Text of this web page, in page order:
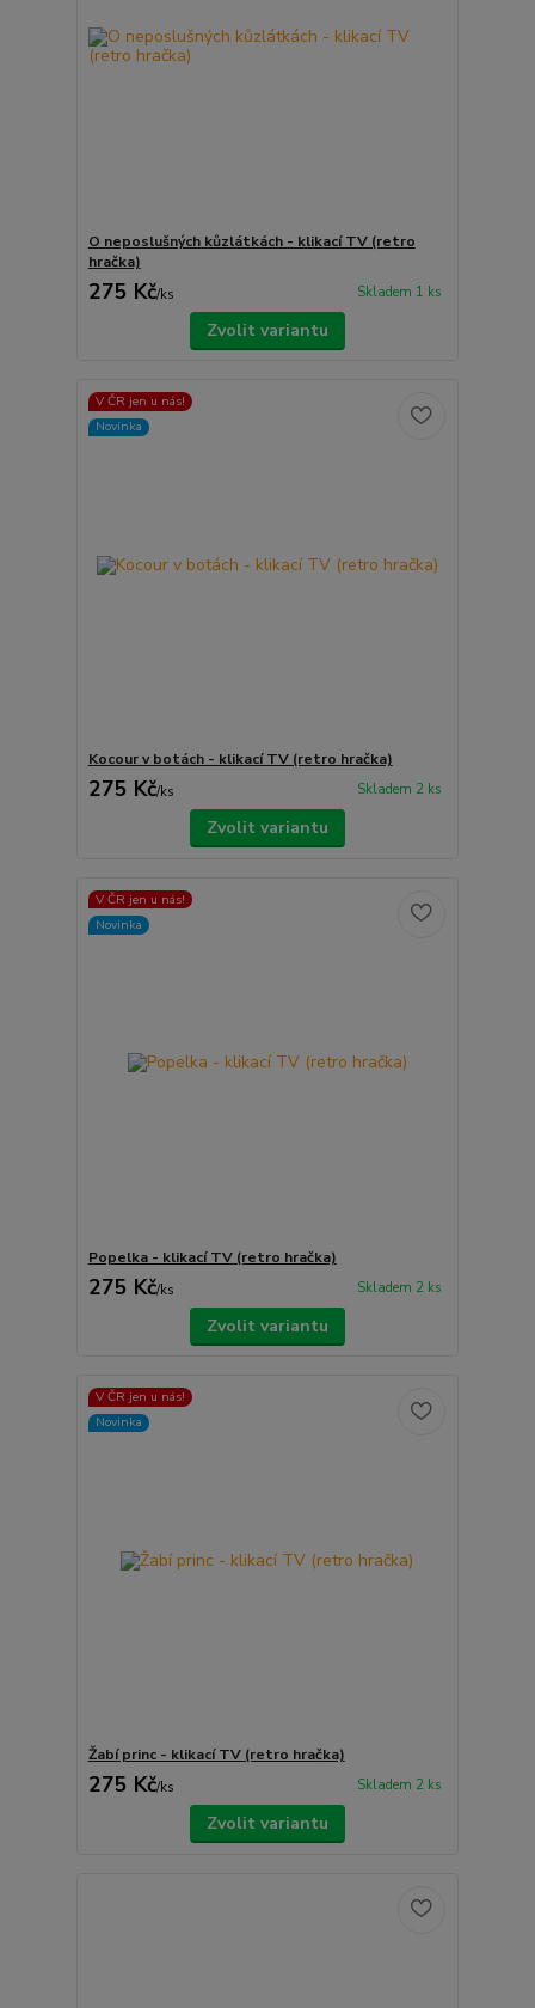
O neposlušných kůzlátkách - klikací TV (retro
hračka)
275 Kč/ks Skladem 1 ks
Zvolit variantu
V ČR jen u nás!
Novinka
Kocour v botách - klikací TV (retro hračka)
275 Kč/ks Skladem 2 ks
Zvolit variantu
V ČR jen u nás!
Novinka
Popelka - klikací TV (retro hračka)
275 Kč/ks Skladem 2 ks
Zvolit variantu
V ČR jen u nás!
Novinka
Žabí princ - klikací TV (retro hračka)
275 Kč/ks Skladem 2 ks
Zvolit variantu